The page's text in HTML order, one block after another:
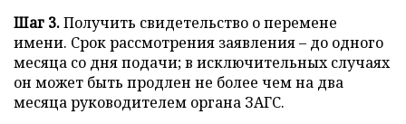
Шаг 3.Получить свидетельство о перемене
имени. Срок рассмотрения заявления – до одного
месяца со дня подачи; в исключительных случаях
он может быть продлен не более чем на два
месяца руководителем органа ЗАГС.